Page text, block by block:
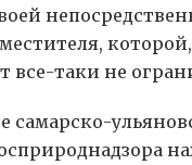
все-таки не
самарско-